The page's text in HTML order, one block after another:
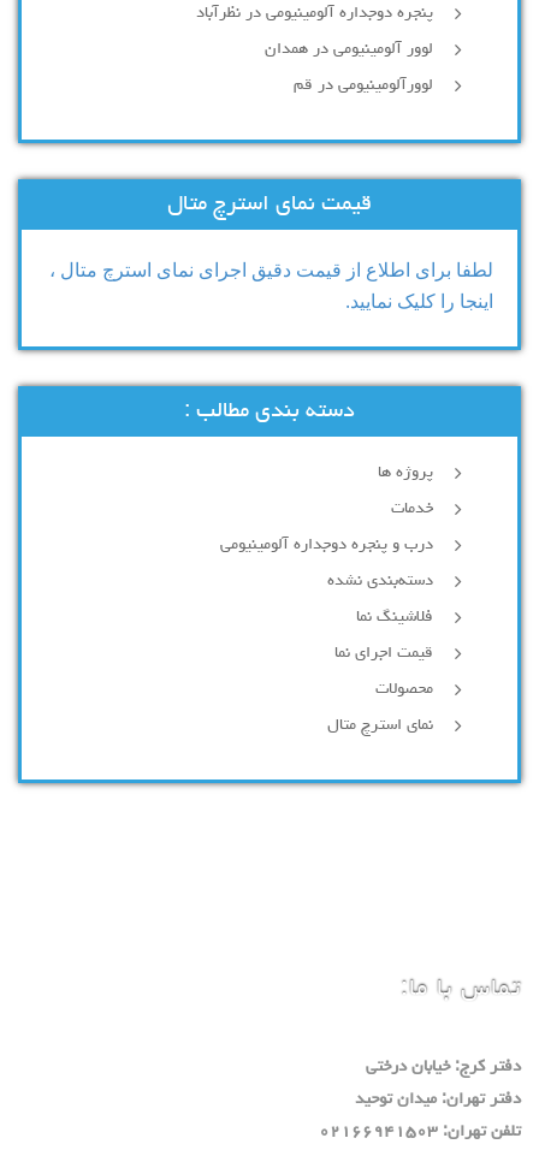
پنجره دوجداره آلومینیومی در نظرآباد
لوور آلومینیومی در همدان
لوورآلومینیومی در قم
قیمت نمای استرچ متال
لطفا برای اطلاع از قیمت دقیق اجرای نمای استرچ متال ،
اینجا را کلیک نمایید.
دسته بندی مطالب :
پروژه ها
خدمات
درب و پنجره دوجداره آلومینیومی
دسته‌بندی نشده
فلاشینگ نما
قیمت اجرای نما
محصولات
نمای استرچ متال
تماس با ما:
دفتر كرج: خيابان درختي
دفتر تهران: ميدان توحيد
تلفن تهران: ٠٢١٦٦٩٤١٥٠٣